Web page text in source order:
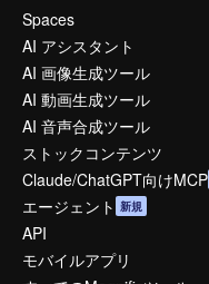
Spaces
AI アシスタント
AI 画像生成ツール
AI 動画生成ツール
AI 音声合成ツール
ストックコンテンツ
Claude/ChatGPT向けMCP
エージェント 新規
API
モバイルアプリ